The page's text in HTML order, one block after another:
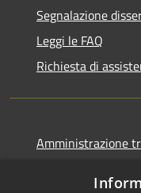
Segnalazione
Leggi le FAQ
Richiesta di
Amministrazione